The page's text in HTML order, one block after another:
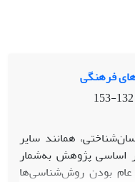
فرهنگی
132-153
همانند سایر
اساسی پژوهش به‌شمار
عام بودن روش‌شناسی‌ها